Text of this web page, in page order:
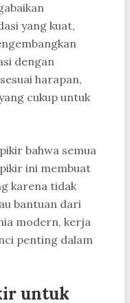
yang kuat,
dengan
harapan,
cukup untuk
bahwa semua
ini membuat
karena tidak
bantuan dari
modern, kerja
penting dalam
untuk